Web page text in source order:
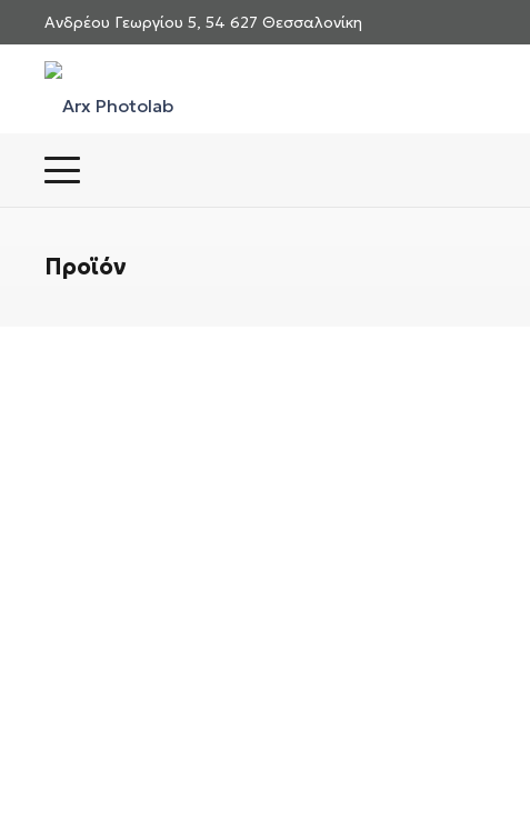
Ανδρέου Γεωργίου 5, 54 627 Θεσσαλονίκη
Προϊόν